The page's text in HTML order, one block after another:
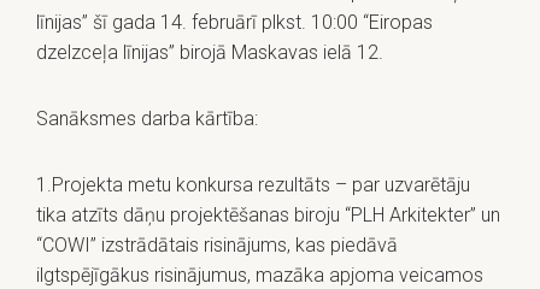
līnijas” šī gada 14. februārī plkst. 10:00 “Eiropas
dzelzceļa līnijas” birojā Maskavas ielā 12.
Sanāksmes darba kārtība:
1.Projekta metu konkursa rezultāts – par uzvarētāju
tika atzīts dāņu projektēšanas biroju “PLH Arkitekter” un
“COWI” izstrādātais risinājums, kas piedāvā
ilgtspējīgākus risinājumus, mazāka apjoma veicamos